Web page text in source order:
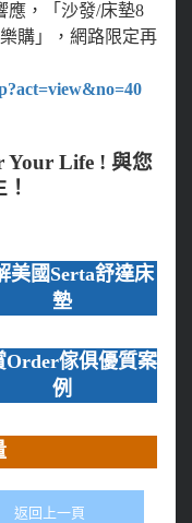
應，「沙發/床墊8
購」，網路限定再
Your Life ! 與您
美國Serta舒達床
墊
Order傢俱優質案
例
返回上一頁